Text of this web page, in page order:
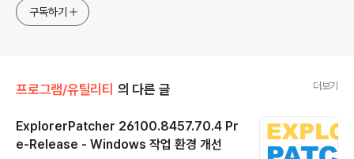
구독하기
프로그램/유틸리티 의 다른 글 더보기
ExplorerPatcher 26100.8457.70.4 Pr
e-Release - Windows 작업 환경 개선